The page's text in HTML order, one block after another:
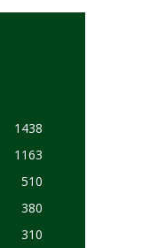
1438
1163
510
380
310